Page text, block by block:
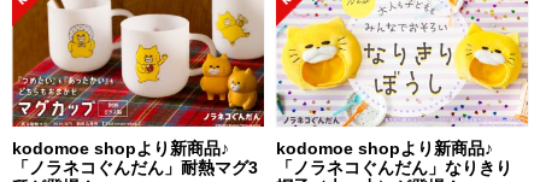
kodomoe shopより新商品♪
「ノラネコぐんだん」耐熱マグ3
kodomoe shopより新商品♪
「ノラネコぐんだん」なりきり